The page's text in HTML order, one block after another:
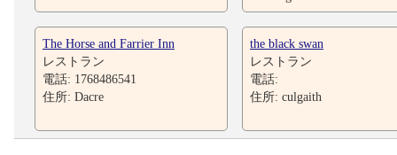
The Horse and Farrier Inn
レストラン
電話: 1768486541
住所: Dacre
the black swan
レストラン
電話:
住所: culgaith